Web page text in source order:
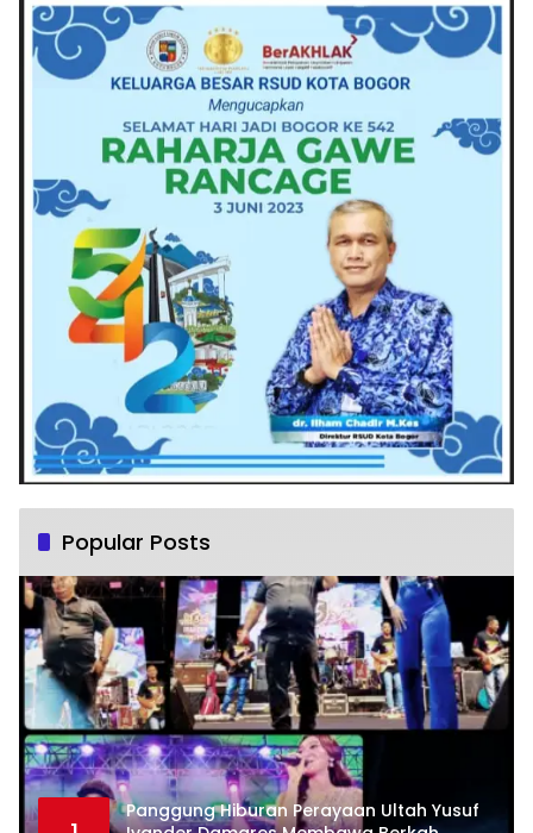
Popular Posts
Panggung Hiburan Perayaan Ultah Yusuf